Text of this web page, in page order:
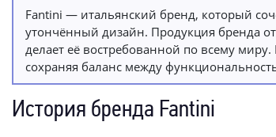
Fantini — итальянский бренд, который
утончённый дизайн. Продукция бренда
делает её востребованной по всему
сохраняя баланс между
История бренда Fantini